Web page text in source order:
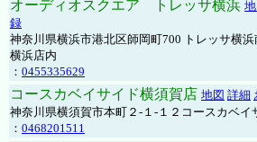
オーディオスクエア トレッサ横浜
録
神奈川県横浜市港北区師岡町700 トレッサ横
横浜店内
： 0455335629
コースカベイサイド横須賀店 地図 詳細
神奈川県横須賀市本町２-１-１２コースカベイ
： 0468201511